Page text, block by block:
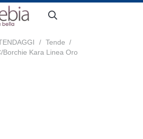
/ Tende /
Borchie Kara Linea Oro